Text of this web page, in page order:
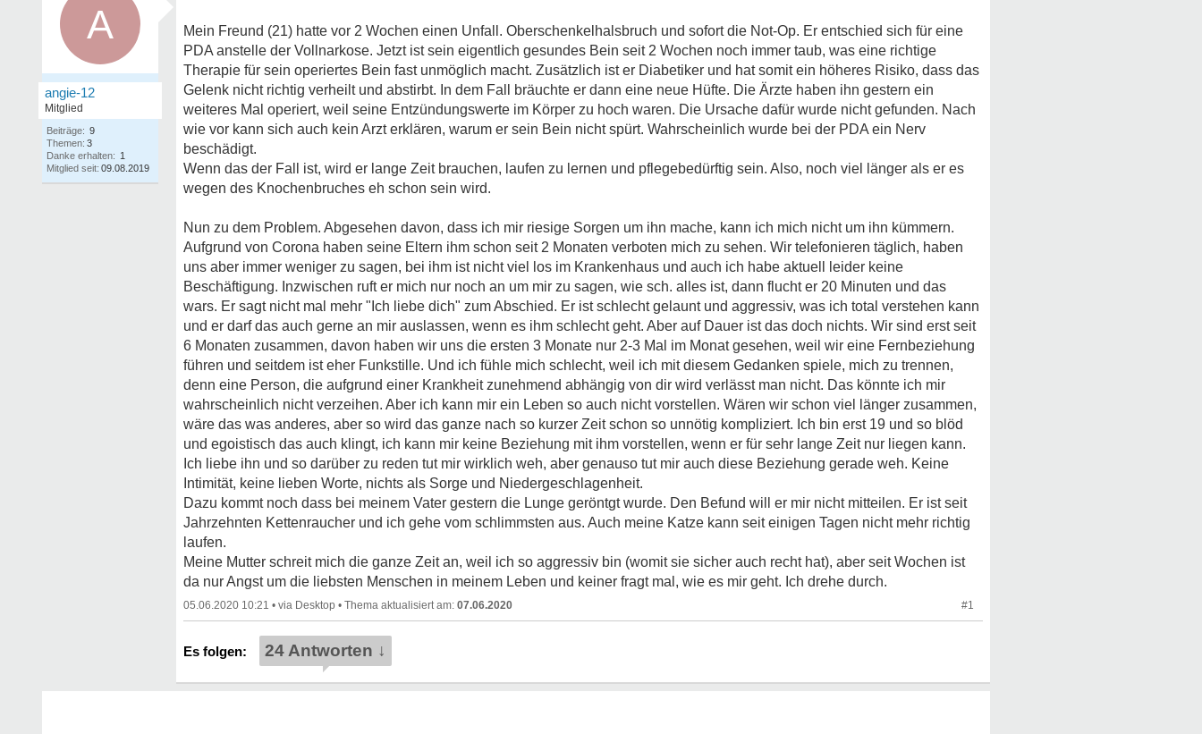
A
angie-12
Mitglied
Beiträge: 9
Themen: 3
Danke erhalten: 1
Mitglied seit: 09.08.2019
Mein Freund (21) hatte vor 2 Wochen einen Unfall. Oberschenkelhalsbruch und sofort die Not-Op. Er entschied sich für eine
PDA anstelle der Vollnarkose. Jetzt ist sein eigentlich gesundes Bein seit 2 Wochen noch immer taub, was eine richtige
Therapie für sein operiertes Bein fast unmöglich macht. Zusätzlich ist er Diabetiker und hat somit ein höheres Risiko, dass das
Gelenk nicht richtig verheilt und abstirbt. In dem Fall bräuchte er dann eine neue Hüfte. Die Ärzte haben ihn gestern ein
weiteres Mal operiert, weil seine Entzündungswerte im Körper zu hoch waren. Die Ursache dafür wurde nicht gefunden. Nach
wie vor kann sich auch kein Arzt erklären, warum er sein Bein nicht spürt. Wahrscheinlich wurde bei der PDA ein Nerv
beschädigt.
Wenn das der Fall ist, wird er lange Zeit brauchen, laufen zu lernen und pflegebedürftig sein. Also, noch viel länger als er es
wegen des Knochenbruches eh schon sein wird.
Nun zu dem Problem. Abgesehen davon, dass ich mir riesige Sorgen um ihn mache, kann ich mich nicht um ihn kümmern.
Aufgrund von Corona haben seine Eltern ihm schon seit 2 Monaten verboten mich zu sehen. Wir telefonieren täglich, haben
uns aber immer weniger zu sagen, bei ihm ist nicht viel los im Krankenhaus und auch ich habe aktuell leider keine
Beschäftigung. Inzwischen ruft er mich nur noch an um mir zu sagen, wie sch. alles ist, dann flucht er 20 Minuten und das
wars. Er sagt nicht mal mehr "Ich liebe dich" zum Abschied. Er ist schlecht gelaunt und aggressiv, was ich total verstehen kann
und er darf das auch gerne an mir auslassen, wenn es ihm schlecht geht. Aber auf Dauer ist das doch nichts. Wir sind erst seit
6 Monaten zusammen, davon haben wir uns die ersten 3 Monate nur 2-3 Mal im Monat gesehen, weil wir eine Fernbeziehung
führen und seitdem ist eher Funkstille. Und ich fühle mich schlecht, weil ich mit diesem Gedanken spiele, mich zu trennen,
denn eine Person, die aufgrund einer Krankheit zunehmend abhängig von dir wird verlässt man nicht. Das könnte ich mir
wahrscheinlich nicht verzeihen. Aber ich kann mir ein Leben so auch nicht vorstellen. Wären wir schon viel länger zusammen,
wäre das was anderes, aber so wird das ganze nach so kurzer Zeit schon so unnötig kompliziert. Ich bin erst 19 und so blöd
und egoistisch das auch klingt, ich kann mir keine Beziehung mit ihm vorstellen, wenn er für sehr lange Zeit nur liegen kann.
Ich liebe ihn und so darüber zu reden tut mir wirklich weh, aber genauso tut mir auch diese Beziehung gerade weh. Keine
Intimität, keine lieben Worte, nichts als Sorge und Niedergeschlagenheit.
Dazu kommt noch dass bei meinem Vater gestern die Lunge geröntgt wurde. Den Befund will er mir nicht mitteilen. Er ist seit
Jahrzehnten Kettenraucher und ich gehe vom schlimmsten aus. Auch meine Katze kann seit einigen Tagen nicht mehr richtig
laufen.
Meine Mutter schreit mich die ganze Zeit an, weil ich so aggressiv bin (womit sie sicher auch recht hat), aber seit Wochen ist
da nur Angst um die liebsten Menschen in meinem Leben und keiner fragt mal, wie es mir geht. Ich drehe durch.
05.06.2020 10:21 • • 07.06.2020 #1
24 Antworten ↓